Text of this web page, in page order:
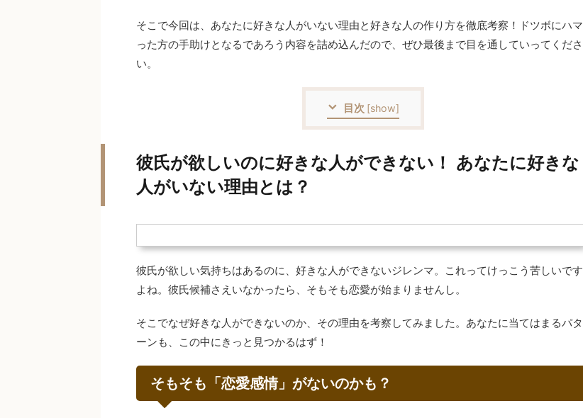
そこで今回は、あなたに好きな人がいない理由と好きな人の作り方を徹底考察！ドツボにハマ
った方の手助けとなるであろう内容を詰め込んだので、ぜひ最後まで目を通していってくださ
い。
目次 [show]
彼氏が欲しいのに好きな人ができない！ あなたに好きな
人がいない理由とは？
彼氏が欲しい気持ちはあるのに、好きな人ができないジレンマ。これってけっこう苦しいです
よね。彼氏候補さえいなかったら、そもそも恋愛が始まりませんし。
そこでなぜ好きな人ができないのか、その理由を考察してみました。あなたに当てはまるパタ
ーンも、この中にきっと見つかるはず！
そもそも「恋愛感情」がないのかも？